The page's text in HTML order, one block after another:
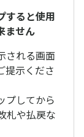
すると使用
ません
される画面
提示くださ
プしてから
札や払戻な